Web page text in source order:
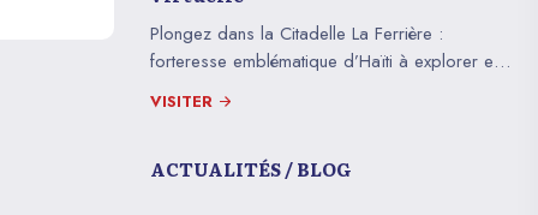
paisible.
Plongez dans la Citadelle La Ferrière :
forteresse emblématique d’Haïti à explorer en
VISITER
ACTUALITÉS / BLOG